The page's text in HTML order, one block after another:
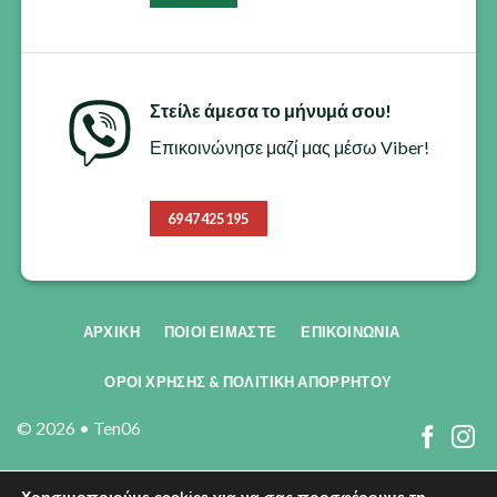
Στείλε άμεσα το μήνυμά σου!
Επικοινώνησε μαζί μας μέσω Viber!
6947425195
© 2026 • Ten06
ΑΡΧΙΚΗ ΠΟΙΟΙ ΕΊΜΑΣΤΕ ΕΠΙΚΟΙΝΩΝΊΑ
ΟΡΟΙ ΧΡΗΣΗΣ & ΠΟΛΙΤΙΚΗ ΑΠΟΡΡΗΤΟΥ